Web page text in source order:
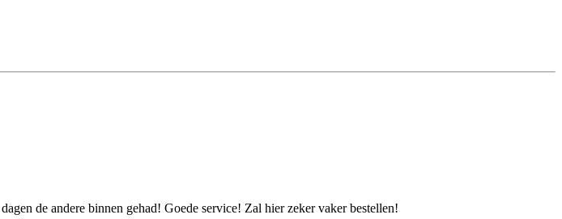
de andere binnen gehad! Goede service! Zal hier zeker vaker bestellen!